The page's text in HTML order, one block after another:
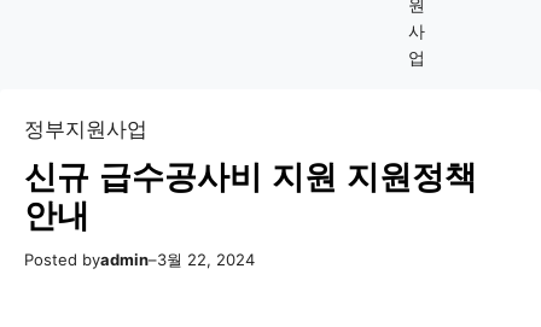
원
사
업
정부지원사업
신규 급수공사비 지원 지원정책
안내
Posted byadmin–3월 22, 2024